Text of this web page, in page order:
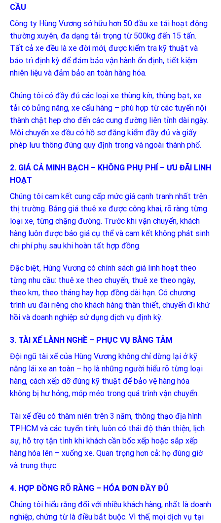
CẦU
Công ty Hùng Vương sở hữu hơn 50 đầu xe tải hoạt động
thường xuyên, đa dạng tải trọng từ 500kg đến 15 tấn.
Tất cả xe đều là xe đời mới, được kiểm tra kỹ thuật và
bảo trì định kỳ để đảm bảo vận hành ổn định, tiết kiệm
nhiên liệu và đảm bảo an toàn hàng hóa.
Chúng tôi có đầy đủ các loại xe thùng kín, thùng bạt, xe
tải có bửng nâng, xe cẩu hàng – phù hợp từ các tuyến nội
thành chật hẹp cho đến các cung đường liên tỉnh dài ngày.
Mỗi chuyến xe đều có hồ sơ đăng kiểm đầy đủ và giấy
phép lưu thông đúng quy định trong và ngoài thành phố.
2. GIÁ CẢ MINH BẠCH – KHÔNG PHỤ PHÍ – ƯU ĐÃI LINH
HOẠT
Chúng tôi cam kết cung cấp mức giá cạnh tranh nhất trên
thị trường. Bảng giá thuê xe được công khai, rõ ràng từng
loại xe, từng chặng đường. Trước khi vận chuyển, khách
hàng luôn được báo giá cụ thể và cam kết không phát sinh
chi phí phụ sau khi hoàn tất hợp đồng.
Đặc biệt, Hùng Vương có chính sách giá linh hoạt theo
từng nhu cầu: thuê xe theo chuyến, thuê xe theo ngày,
theo km, theo tháng hay hợp đồng dài hạn. Có chương
trình ưu đãi riêng cho khách hàng thân thiết, chuyến đi khứ
hồi và doanh nghiệp sử dụng dịch vụ định kỳ.
3. TÀI XẾ LÀNH NGHỀ – PHỤC VỤ BẰNG TÂM
Đội ngũ tài xế của Hùng Vương không chỉ dừng lại ở kỹ
năng lái xe an toàn – họ là những người hiểu rõ từng loại
hàng, cách xếp dỡ đúng kỹ thuật để bảo vệ hàng hóa
không bị hư hỏng, móp méo trong quá trình vận chuyển.
Tài xế đều có thâm niên trên 3 năm, thông thạo địa hình
TP.HCM và các tuyến tỉnh, luôn có thái độ thân thiện, lịch
sự, hỗ trợ tận tình khi khách cần bốc xếp hoặc sắp xếp
hàng hóa lên – xuống xe. Quan trọng hơn cả: họ đúng giờ
và trung thực.
4. HỢP ĐỒNG RÕ RÀNG – HÓA ĐƠN ĐẦY ĐỦ
Chúng tôi hiểu rằng đối với nhiều khách hàng, nhất là doanh
nghiệp, chứng từ là điều bắt buộc. Vì thế, mọi dịch vụ tại